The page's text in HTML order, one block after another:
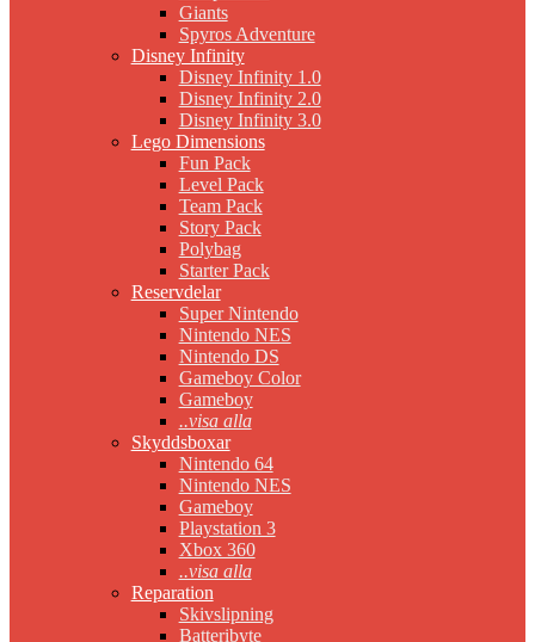
Giants
Spyros Adventure
Disney Infinity
Disney Infinity 1.0
Disney Infinity 2.0
Disney Infinity 3.0
Lego Dimensions
Fun Pack
Level Pack
Team Pack
Story Pack
Polybag
Starter Pack
Reservdelar
Super Nintendo
Nintendo NES
Nintendo DS
Gameboy Color
Gameboy
..visa alla
Skyddsboxar
Nintendo 64
Nintendo NES
Gameboy
Playstation 3
Xbox 360
..visa alla
Reparation
Skivslipning
Batteribyte